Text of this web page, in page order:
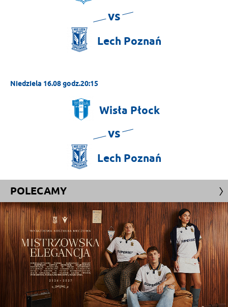
vs
Lech Poznań
Niedziela 16.08 godz.20:15
Wisła Płock
vs
Lech Poznań
POLECAMY